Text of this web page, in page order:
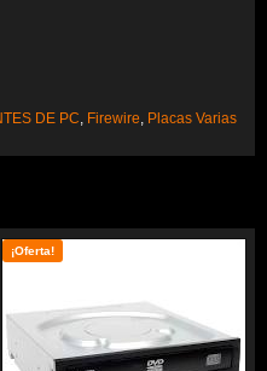
DE PC, Firewire, Placas Varias
¡Oferta!